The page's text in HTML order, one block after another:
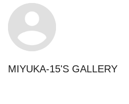
MIYUKA-15'S GALLERY